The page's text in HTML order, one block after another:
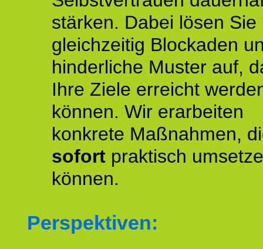
stärken. Dabei lösen Sie
gleichzeitig Blockaden
hinderliche Muster auf,
Ihre Ziele erreicht
können. Wir erarbeiten
konkrete Maßnahmen,
sofort praktisch
können.
Perspektiven: